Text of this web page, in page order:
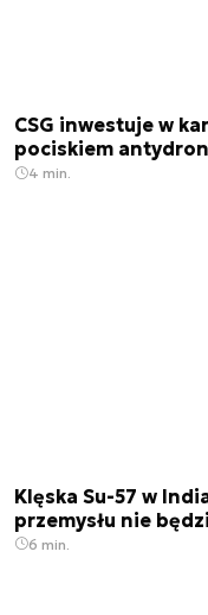
CSG inwestuje w
pociskiem
4 min.
Klęska Su-57 w
przemysłu nie
6 min.